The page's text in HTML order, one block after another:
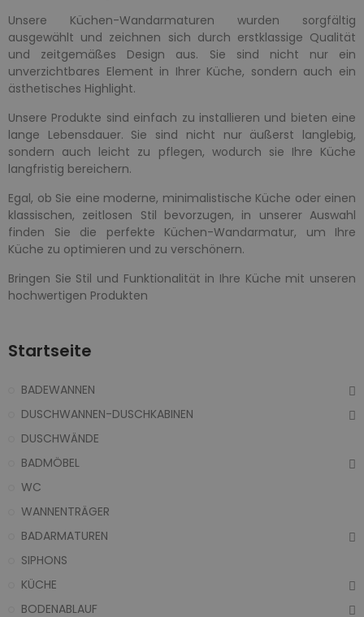
Unsere Küchen-Wandarmaturen wurden sorgfältig
ausgewählt und zeichnen sich durch erstklassige Qualität
und zeitgemäßes Design aus. Sie sind nicht nur ein
unverzichtbares Element in Ihrer Küche, sondern auch ein
ästhetisches Highlight.
Unsere Produkte sind einfach zu installieren und bieten eine
lange Lebensdauer. Sie sind nicht nur äußerst langlebig,
sondern auch leicht zu pflegen, wodurch sie Ihre Küche
langfristig bereichern.
Egal, ob Sie eine moderne, minimalistische Küche oder einen
klassischen, zeitlosen Stil bevorzugen, in unserer Auswahl
finden Sie die perfekte Küchen-Wandarmatur, um Ihre
Küche zu optimieren und zu verschönern.
Bringen Sie Stil und Funktionalität in Ihre Küche mit unseren
hochwertigen Produkten
Startseite
BADEWANNEN
DUSCHWANNEN-DUSCHKABINEN
DUSCHWÄNDE
BADMÖBEL
WC
WANNENTRÄGER
BADARMATUREN
SIPHONS
KÜCHE
BODENABLAUF